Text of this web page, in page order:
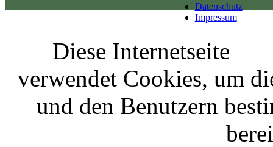
Datenschutz
Impressum
Diese Internetseite
verwendet Cookies, um
und den Benutzern